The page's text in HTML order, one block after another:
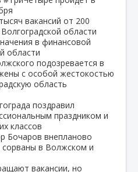
вакансий от 200
области
в финансовой
области
подозревается в
с особой жестокостью
область
поздравил
праздником и
классов
Бочаров внепланово
сорваны в Волжском и
вакансии, но